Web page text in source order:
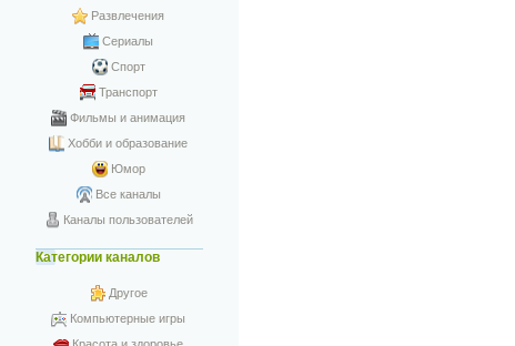
Развлечения
Сериалы
Спорт
Транспорт
Фильмы и анимация
Хобби и образование
Юмор
Все каналы
Каналы пользователей
Категории каналов
Другое
Компьютерные игры